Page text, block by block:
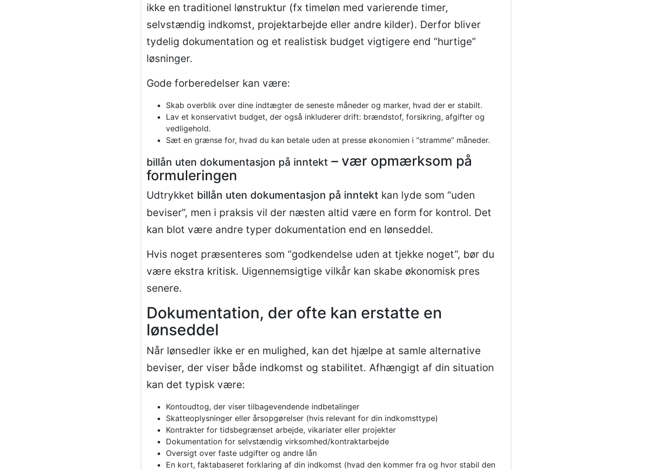
ikke en traditionel lønstruktur (fx timeløn med varierende timer,
selvstændig indkomst, projektarbejde eller andre kilder). Derfor bliver
tydelig dokumentation og et realistisk budget vigtigere end “hurtige”
løsninger.
Gode forberedelser kan være:
Skab overblik over dine indtægter de seneste måneder og marker, hvad der er stabilt.
Lav et konservativt budget, der også inkluderer drift: brændstof, forsikring, afgifter og
vedligehold.
Sæt en grænse for, hvad du kan betale uden at presse økonomien i “stramme” måneder.
billån uten dokumentasjon på inntekt – vær opmærksom på
formuleringen
Udtrykket billån uten dokumentasjon på inntekt kan lyde som “uden
beviser”, men i praksis vil der næsten altid være en form for kontrol. Det
kan blot være andre typer dokumentation end en lønseddel.
Hvis noget præsenteres som “godkendelse uden at tjekke noget”, bør du
være ekstra kritisk. Uigennemsigtige vilkår kan skabe økonomisk pres
senere.
Dokumentation, der ofte kan erstatte en
lønseddel
Når lønsedler ikke er en mulighed, kan det hjælpe at samle alternative
beviser, der viser både indkomst og stabilitet. Afhængigt af din situation
kan det typisk være:
Kontoudtog, der viser tilbagevendende indbetalinger
Skatteoplysninger eller årsopgørelser (hvis relevant for din indkomsttype)
Kontrakter for tidsbegrænset arbejde, vikariater eller projekter
Dokumentation for selvstændig virksomhed/kontraktarbejde
Oversigt over faste udgifter og andre lån
En kort, faktabaseret forklaring af din indkomst (hvad den kommer fra og hvor stabil den